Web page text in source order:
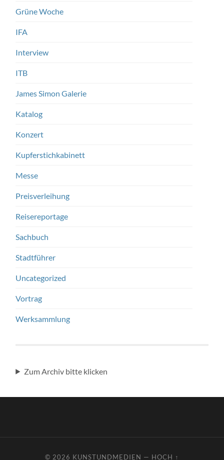
Grüne Woche
IFA
Interview
ITB
James Simon Galerie
Katalog
Konzert
Kupferstichkabinett
Messe
Preisverleihung
Reisereportage
Sachbuch
Stadtführer
Uncategorized
Vortrag
Werksammlung
Zum Archiv bitte klicken
© 2026 KUNSTUNDMEDIEN — HOCH ↑